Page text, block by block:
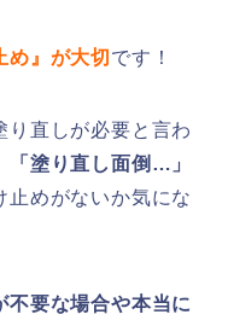
め』が大切 です！
り直しが必要と言わ
「塗り直し面倒…」
止めがないか気にな
不要な場合や本当に